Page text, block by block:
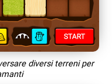
diversi terreni per